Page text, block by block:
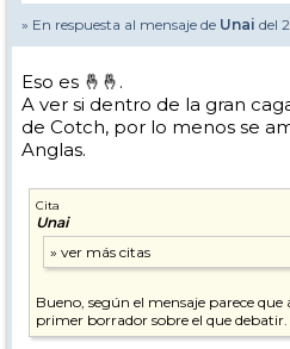
» En respuesta al mensaje de Unai del
Eso es 🤞🤞.
A ver si dentro de la gran
de Cotch, por lo menos se
Anglas.
Cita
Unai
Bueno, según el mensaje parece
primer borrador sobre el que debatir.